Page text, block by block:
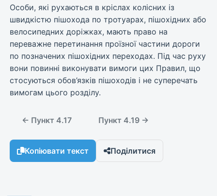
Особи, які рухаються в кріслах колісних із
швидкістю пішохода по тротуарах, пішохідних або
велосипедних доріжках, мають право на
переважне перетинання проїзної частини дороги
по позначених пішохідних переходах. Під час руху
вони повинні виконувати вимоги цих Правил, що
стосуються обов’язків пішоходів і не суперечать
вимогам цього розділу.
← Пункт 4.17 Пункт 4.19 →
Копіювати текст Поділитися